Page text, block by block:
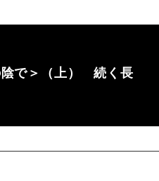
で＞（上） 続く長